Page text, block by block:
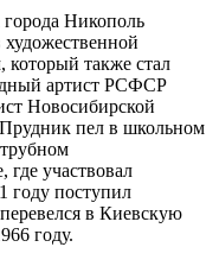
Никополь
художественной
который также стал
артист РСФСР
Новосибирской
пел в школьном
где участвовал
году поступил
в Киевскую
году.